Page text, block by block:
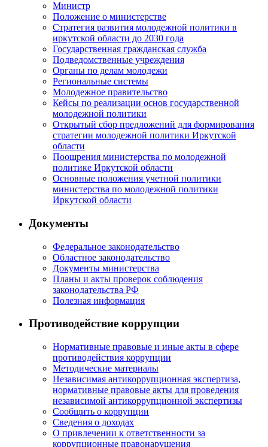
Министр
Положение о министерстве
Стратегия развития молодежной политики в
иркутской области до 2030 года
Государственная гражданская служба
Подведомственные учреждения
Органы по делам молодежи
Региональные системы
Молодежное правительство
Кейсы по реализации основ государственной
молодежной политики
Открытый сбор предложений для формирования
стратегии молодежной политики Иркутской
области
Поощрения министерства по молодежной
политике Иркутской области
Основные положения учетной политики
министерства по молодежной политики
Иркутской области
Документы
Федеральное законодательство
Областное законодательство
Документы министерства
Планы и акты проверок соблюдения
законодательства РФ
Полезная информация
Противодействие коррупции
Нормативные правовые и иные акты в сфере
противодействия коррупции
Методические материалы
Независимая антикоррупционная экспертиза,
нормативные правовые акты для проведения
независимой антикоррупционной экспертизы
Сообщить о коррупции
Сведения о доходах
О привлечении к ответственности за
коррупционные правонарушения